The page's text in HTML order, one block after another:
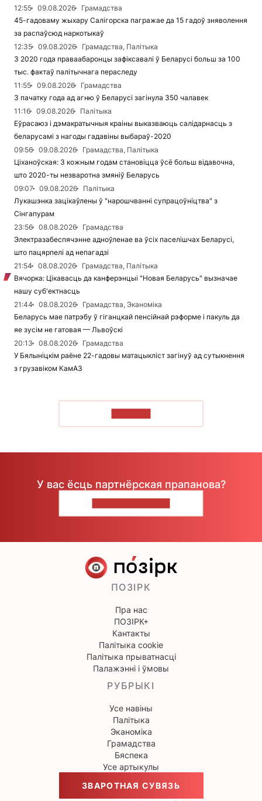
12:55
09.08.2026
Грамадства
45-гадоваму жыхару Салігорска пагражае да 15 гадоў зняволення
за распаўсюд наркотыкаў
12:35
09.08.2026
Грамадства, Палітыка
З 2020 года праваабаронцы зафіксавалі ў Беларусі больш за 100
тыс. фактаў палітычнага пераследу
11:55
09.08.2026
Грамадства
З пачатку года ад агню ў Беларусі загінула 350 чалавек
11:16
09.08.2026
Палітыка
Еўрасаюз і дэмакратычныя краіны выказваюць салідарнасць з
беларусамі з нагоды гадавіны выбараў-2020
09:56
09.08.2026
Грамадства, Палітыка
Ціханоўская: З кожным годам становіцца ўсё больш відавочна,
што 2020-ты незваротна змяніў Беларусь
09:07
09.08.2026
Палітыка
Лукашэнка зацікаўлены ў "нарошчванні супрацоўніцтва" з
Сінгапурам
23:56
08.08.2026
Грамадства
Электразабеспячэнне адноўленае ва ўсіх паселішчах Беларусі,
што пацярпелі ад непагадзі
21:54
08.08.2026
Грамадства, Палітыка
Вячорка: Цікавасць да канферэнцыі "Новая Беларусь" вызначае
нашу суб'ектнасць
21:44
08.08.2026
Грамадства, Эканоміка
Беларусь мае патрэбу ў гіганцкай пенсійнай рэформе і пакуль да
яе зусім не гатовая — Львоўскі
20:13
08.08.2026
Грамадства
У Бялыніцкім раёне 22-гадовы матацыкліст загінуў ад сутыкнення
з грузавіком КамАЗ
У вас ёсць партнёрская прапанова?
ПОЗІРК
Пра нас
ПОЗІРК+
Кантакты
Палітыка cookie
Палітыка прыватнасці
Палажэнні і ўмовы
РУБРЫКІ
Усе навіны
Палітыка
Эканоміка
Грамадства
Бяспека
Усе артыкулы
ЗВАРОТНАЯ СУВЯЗЬ